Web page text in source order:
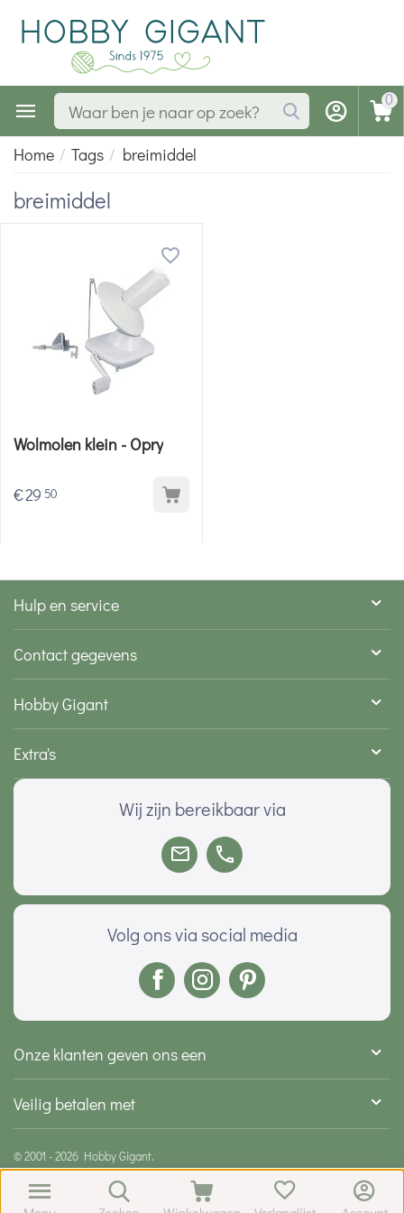
0
Home / Tags / breimiddel
breimiddel
Wolmolen klein - Opry
€29 50
Hulp en service
Contact gegevens
Hobby Gigant
Extra's
Wij zijn bereikbaar via
Volg ons via social media
Onze klanten geven ons een
Veilig betalen met
© 2001 - 2026 Hobby Gigant.